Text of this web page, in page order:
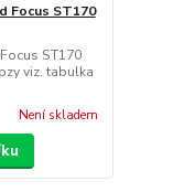
Focus ST170
ST170
viz. tabulka
Není skladem